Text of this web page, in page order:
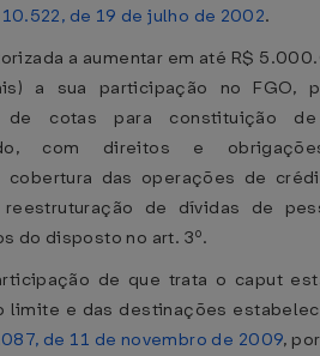
10.522, de 19 de julho de 2002.
a aumentar em até R$
a sua participação no FGO,
de cotas para constituição de
com direitos e
cobertura das operações de
de dívidas de
do disposto no art. 3º.
de que trata o caput
limite e das destinações
de 11 de novembro de 2009,